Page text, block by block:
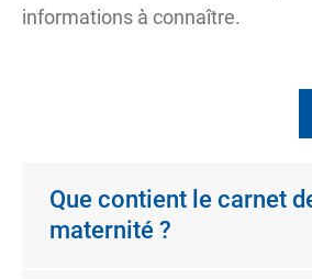
informations à connaître.
Que contient le carnet
maternité ?